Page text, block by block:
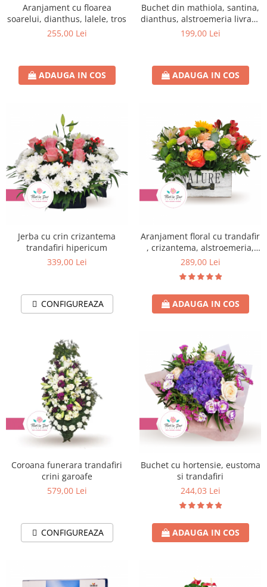
Aranjament cu floarea
soarelui, dianthus, lalele, tros
255,00 Lei
ADAUGA IN COS
Buchet din mathiola, santina,
dianthus, alstroemeria livrare
flori Roman
199,00 Lei
ADAUGA IN COS
Jerba cu crin crizantema
trandafiri hipericum
339,00 Lei
CONFIGUREAZA
Aranjament floral cu trandafir
, crizantema, alstroemeria,
floarea soarelui, dianthus
289,00 Lei
ADAUGA IN COS
Coroana funerara trandafiri
crini garoafe
579,00 Lei
CONFIGUREAZA
Buchet cu hortensie, eustoma
si trandafiri
244,03 Lei
ADAUGA IN COS